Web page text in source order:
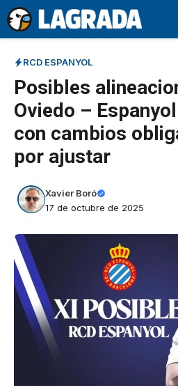
Saltar
al
contenido
RCD ESPANYOL
Posibles
Oviedo –
con cambios
por ajustar
Xavier Boró
17 de octubre de 2025